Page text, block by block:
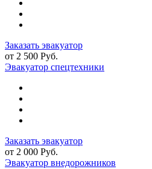
Заказать эвакуатор
от 2 500 Руб.
Эвакуатор спецтехники
Заказать эвакуатор
от 2 000 Руб.
Эвакуатор внедорожников